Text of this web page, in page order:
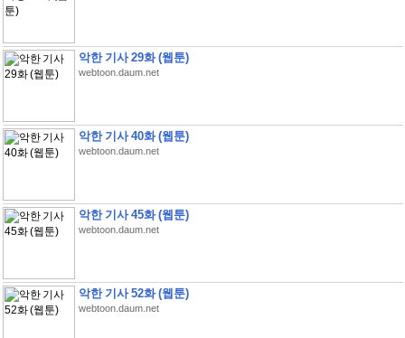
악한 기사 29화 (웹툰)
webtoon.daum.net
악한 기사 40화 (웹툰)
webtoon.daum.net
악한 기사 45화 (웹툰)
webtoon.daum.net
악한 기사 52화 (웹툰)
webtoon.daum.net